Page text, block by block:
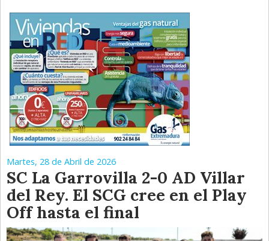
Martes, 28 de Abril de 2026
SC La Garrovilla 2-0 AD Villar
del Rey. El SCG cree en el Play
Off hasta el final